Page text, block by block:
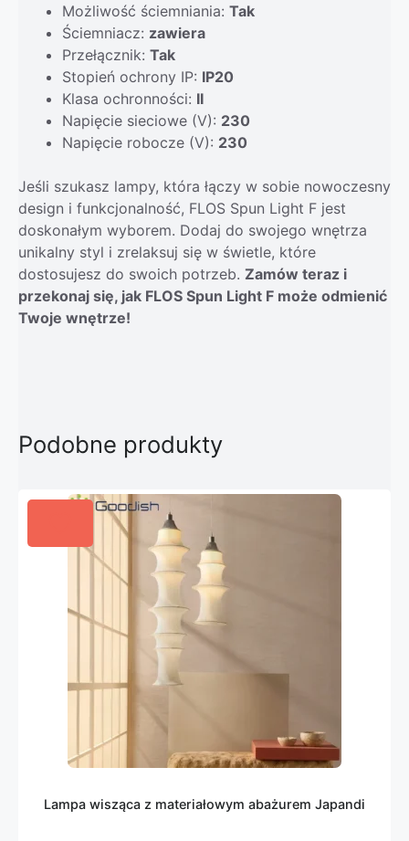
Możliwość ściemniania: Tak
Ściemniacz: zawiera
Przełącznik: Tak
Stopień ochrony IP: IP20
Klasa ochronności: II
Napięcie sieciowe (V): 230
Napięcie robocze (V): 230
Jeśli szukasz lampy, która łączy w sobie nowoczesny
design i funkcjonalność, FLOS Spun Light F jest
doskonałym wyborem. Dodaj do swojego wnętrza
unikalny styl i zrelaksuj się w świetle, które
dostosujesz do swoich potrzeb. Zamów teraz i
przekonaj się, jak FLOS Spun Light F może odmienić
Twoje wnętrze!
Podobne produkty
Lampa wisząca z materiałowym abażurem Japandi